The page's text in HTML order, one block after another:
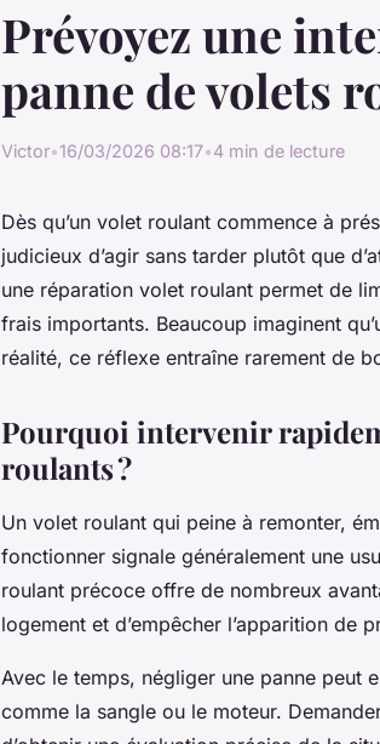
Prévoyez une
panne de volets
Victor•16/03/2026 08:17•4 min de lecture
Dès qu’un volet roulant commence à
judicieux d’agir sans tarder plutôt que
une réparation volet roulant permet de
frais importants. Beaucoup imaginent
réalité, ce réflexe entraîne rarement de
Pourquoi intervenir
roulants ?
Un volet roulant qui peine à remonter,
fonctionner signale généralement une
roulant précoce offre de nombreux
logement et d’empêcher l’apparition de
Avec le temps, négliger une panne peut
comme la sangle ou le moteur.